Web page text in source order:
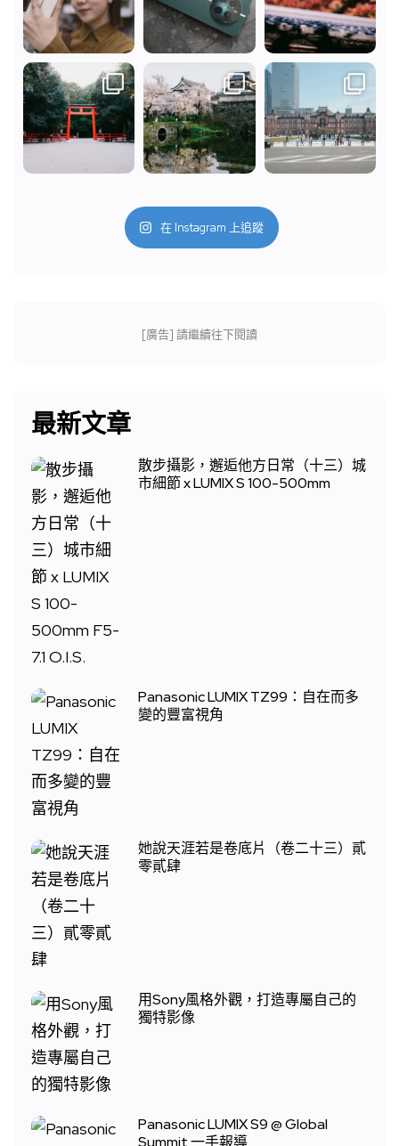
在 Instagram 上追蹤
[廣告] 請繼續往下閱讀
最新文章
散步攝影，邂逅他方日常（十三）城
市細節 x LUMIX S 100-500mm
Panasonic LUMIX TZ99：自在而多
變的豐富視角
她說天涯若是卷底片（卷二十三）貳
零貳肆
用Sony風格外觀，打造專屬自己的
獨特影像
Panasonic LUMIX S9 @ Global